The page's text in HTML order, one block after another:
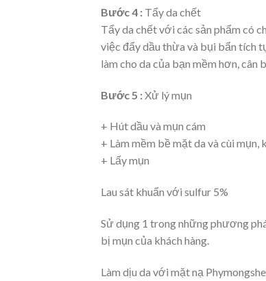
Bước 4 : Tẩy da chết
Tẩy da chết với các sản phẩm có
việc đẩy dầu thừa và bụi bẩn tích
làm cho da của bạn mềm hơn,
Bước 5 :Xử lý mụn
+ Hút dầu và mụn cám
+ Làm mềm bề mặt da và cùi mụn,
+ Lấy mụn
Lau sát khuẩn với sulfur 5%
Sử dụng 1 trong những phương
bị mụn của khách hàng.
Làm dịu da với mặt nạ